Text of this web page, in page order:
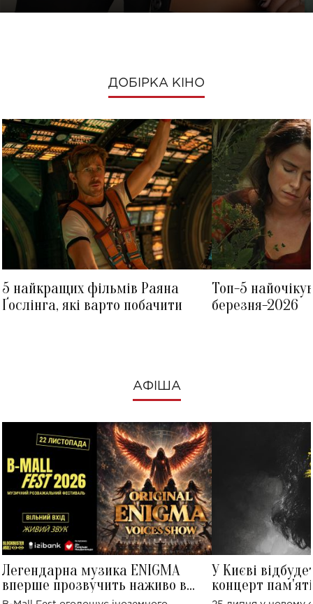
ДОБІРКА КІНО
5 найкращих фільмів Раяна
Ґослінга, які варто побачити
Топ-5
березня-2026
АФІША
Легендарна музика ENIGMA
вперше прозвучить наживо в
Україні: де відбудеться концерт
У Києві
концерт
Клименка: